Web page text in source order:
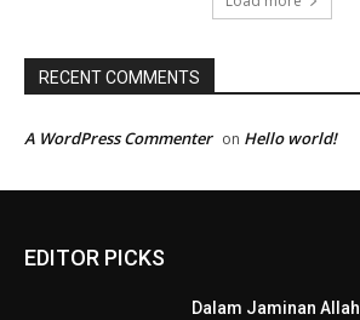
RECENT COMMENTS
A WordPress Commenter on Hello world!
EDITOR PICKS
Dalam Jaminan Allah